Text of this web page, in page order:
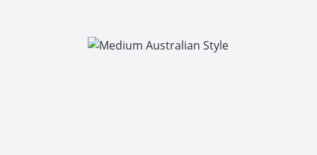
Bildergalerie überspringen